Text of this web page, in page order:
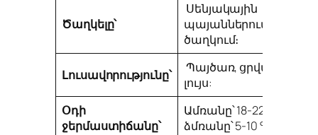
Ծաղկելը՝
Սենյակային
պայաններում չի
ծաղկում։
Լուսավորությունը՝
Պայծառ, ցրված
լույս:
Օդի
ջերմաստիճանը՝
Ամռանը՝18-22 °С,
ձմռանը՝ 5-10 °С: